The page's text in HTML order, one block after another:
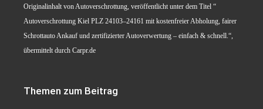
Originalinhalt von Autoverschrottung, veröffentlicht unter dem Titel “
Autoverschrottung Kiel PLZ 24103–24161 mit kostenfreier Abholung, fairer
Schrottauto Ankauf und zertifizierter Autoverwertung – einfach & schnell.“,
übermittelt durch Carpr.de
Themen zum Beitrag